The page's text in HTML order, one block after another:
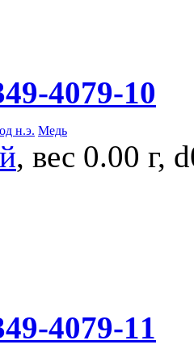
4079-10
н.э. Медь
, вес 0.00 г,
4079-11